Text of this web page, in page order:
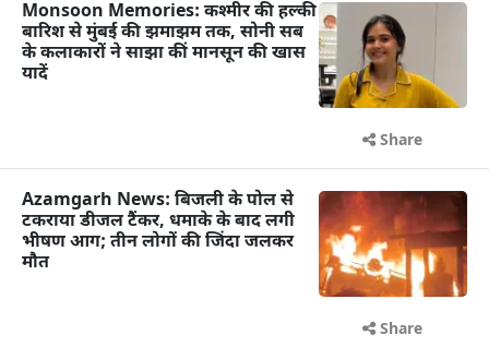
Monsoon Memories: कश्मीर की हल्की
बारिश से मुंबई की झमाझम तक, सोनी सब
के कलाकारों ने साझा कीं मानसून की खास
यादें
Share
Azamgarh News: बिजली के पोल से
टकराया डीजल टैंकर, धमाके के बाद लगी
भीषण आग; तीन लोगों की जिंदा जलकर
मौत
Share